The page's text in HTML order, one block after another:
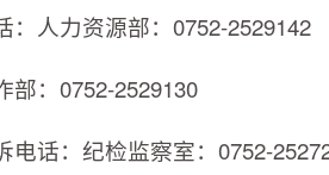
：人力资源部：0752-2529142
部：0752-2529130
电话：纪检监察室：0752-